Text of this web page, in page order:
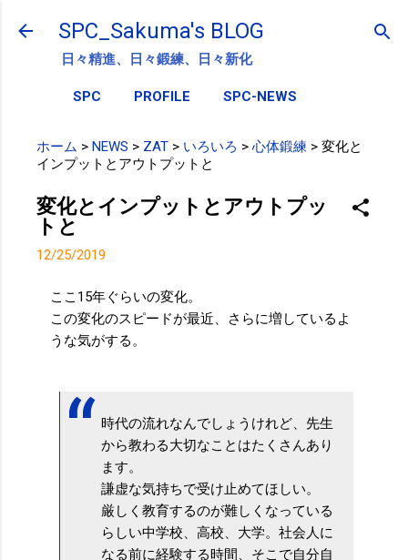
スキップしてメイン コンテンツに移動
SPC_Sakuma's BLOG
日々精進、日々鍛練、日々新化
SPC PROFILE SPC-NEWS
ホーム > NEWS > ZAT > いろいろ > 心体鍛練 > 変化と
インプットとアウトプットと
変化とインプットとアウトプッ
トと
12/25/2019
ここ15年ぐらいの変化。
この変化のスピードが最近、さらに増しているよ
うな気がする。
時代の流れなんでしょうけれど、先生
から教わる大切なことはたくさんあり
ます。
謙虚な気持ちで受け止めてほしい。
厳しく教育するのが難しくなっている
らしい中学校、高校、大学。社会人に
なる前に経験する時間、そこで自分自